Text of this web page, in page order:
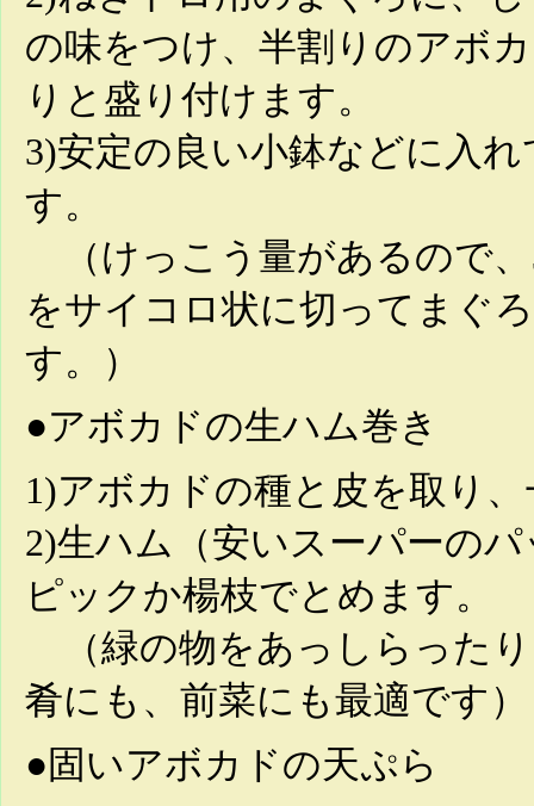
の味をつけ、半割りのアボ
りと盛り付けます。
3)安定の良い小鉢などに入
す。
（けっこう量があるので
をサイコロ状に切ってまぐ
す。）
●アボカドの生ハム巻き
1)アボカドの種と皮を取り
2)生ハム（安いスーパーの
ピックか楊枝でとめます。
（緑の物をあっしらった
肴にも、前菜にも最適です）
●固いアボカドの天ぷら